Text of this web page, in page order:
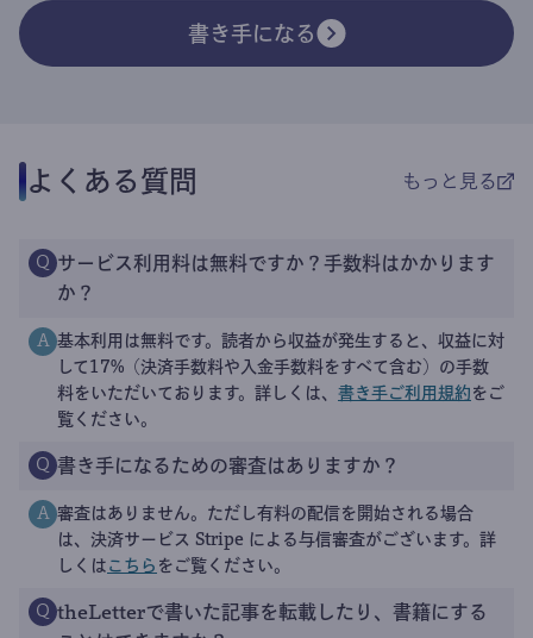
書き手になる
よくある質問 もっと見る
Q サービス利用料は無料ですか？手数料はかかります
か？
A 基本利用は無料です。読者から収益が発生すると、収益に対
して17%（決済手数料や入金手数料をすべて含む）の手数
料をいただいております。詳しくは、 書き手ご利用規約 をご
覧ください。
Q 書き手になるための審査はありますか？
A 審査はありません。ただし有料の配信を開始される場合
は、決済サービス Stripe による与信審査がございます。詳
しくは こちら をご覧ください。
Q theLetterで書いた記事を転載したり、書籍にする